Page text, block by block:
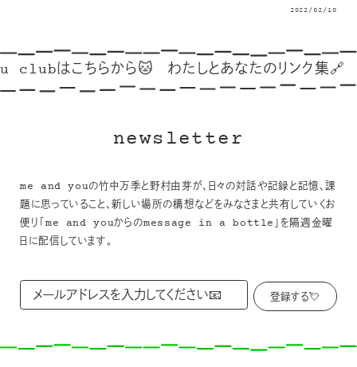
2022/02/10
はこちらから🐱 わたしとあなたのリンク集🔗 ご
newsletter
me and youの竹中万季と野村由芽が、日々の対話や記録と記憶、課
題に思っていること、新しい場所の構想などをみなさまと共有していくお
便り「me and youからのmessage in a bottle」を隔週金曜
日に配信しています。